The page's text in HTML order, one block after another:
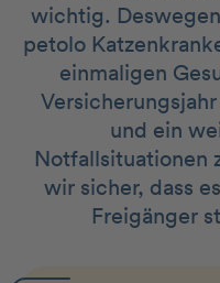
wichtig.
petolo
einmaligen
und ein
Notfallsituationen
wir sicher, dass
Freigänger